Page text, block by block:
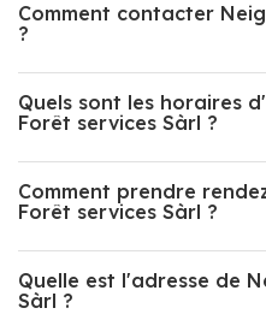
Comment contacter
?
Quels sont les horaires
Forêt services Sàrl ?
Comment prendre
Forêt services Sàrl ?
Quelle est l'adresse de
Sàrl ?